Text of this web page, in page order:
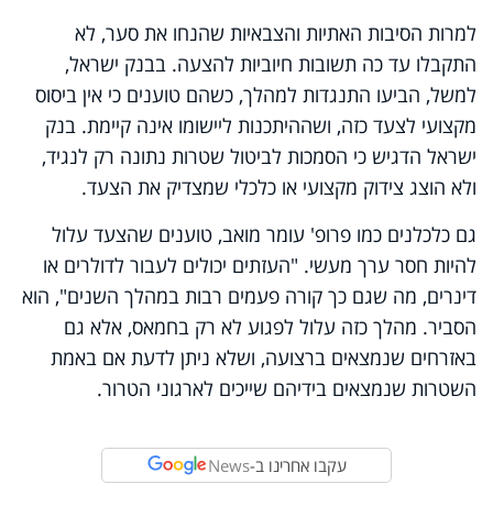
למרות הסיבות האתיות והצבאיות שהנחו את סער, לא
התקבלו עד כה תשובות חיוביות להצעה. בבנק ישראל,
למשל, הביעו התנגדות למהלך, כשהם טוענים כי אין ביסוס
מקצועי לצעד כזה, ושההיתכנות ליישומו אינה קיימת. בנק
ישראל הדגיש כי הסמכות לביטול שטרות נתונה רק לנגיד,
ולא הוצג צידוק מקצועי או כלכלי שמצדיק את הצעד.
גם כלכלנים כמו פרופ' עומר מואב, טוענים שהצעד עלול
להיות חסר ערך מעשי. "העזתים יכולים לעבור לדולרים או
דינרים, מה שגם כך קורה פעמים רבות במהלך השנים", הוא
הסביר. מהלך כזה עלול לפגוע לא רק בחמאס, אלא גם
באזרחים שנמצאים ברצועה, ושלא ניתן לדעת אם באמת
השטרות שנמצאים בידיהם שייכים לארגוני הטרור.
עקבו אחרינו ב-News